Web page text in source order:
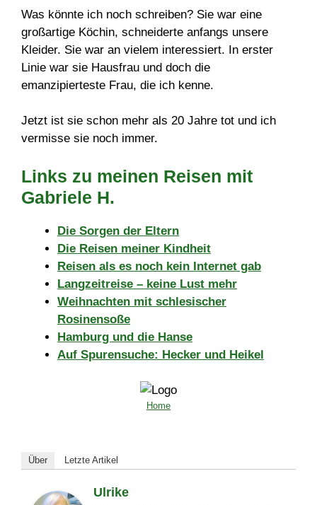
Was könnte ich noch schreiben? Sie war eine
großartige Köchin, schneiderte anfangs unsere
Kleider. Sie war an vielem interessiert. In erster
Linie war sie Hausfrau und doch die
emanzipierteste Frau, die ich kenne.
Jetzt ist sie schon mehr als 20 Jahre tot und ich
vermisse sie noch immer.
Links zu meinen Reisen mit
Gabriele H.
Die Sorgen der Eltern
Die Reisen meiner Kindheit
Reisen als es noch kein Internet gab
Langzeitreise – keine Lust mehr
Weihnachten mit schlesischer
Rosinensoße
Hamburg und die Hanse
Auf Spurensuche: Hecker und Heikel
Home
Über Letzte Artikel
Ulrike